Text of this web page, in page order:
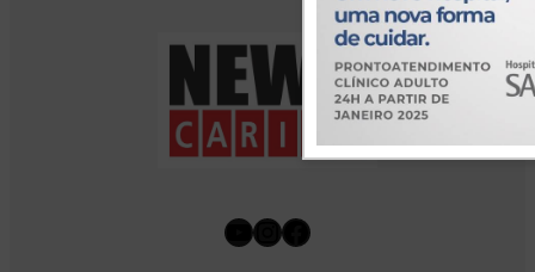
Youtube
Instagram
Facebook